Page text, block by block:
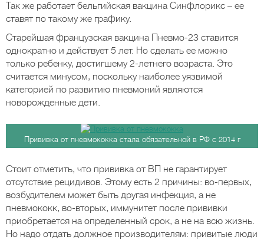
Так же работает бельгийская вакцина Синфлорикс – ее
ставят по такому же графику.
Старейшая французская вакцина Пневмо-23 ставится
однократно и действует 5 лет. Но сделать ее можно
только ребенку, достигшему 2-летнего возраста. Это
считается минусом, поскольку наиболее уязвимой
категорией по развитию пневмоний являются
новорожденные дети.
Прививка от пневмококка стала обязательной в РФ с 2014 г
Стоит отметить, что прививка от ВП не гарантирует
отсутствие рецидивов. Этому есть 2 причины: во-первых,
возбудителем может быть другая инфекция, а не
пневмококк, во-вторых, иммунитет после прививки
приобретается на определенный срок, а не на всю жизнь.
Но надо отдать должное производителям: привитые люди